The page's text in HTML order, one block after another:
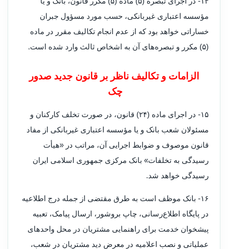
مؤسسه اعتباری غیربانکی، حسب مورد مسؤول جبران
خساراتی خواهد بود که از عدم انجام تکالیف مقرر در ماده
(۵) مکرر و تبصره‌های آن به اشخاص ثالث وارد شده است.
الزامات و تکالیف ناظر بر قانون جدید صدور
چک
۱۵- در اجرای ماده (۲۴) قانون، در صورت تخلف کارکنان و
مسئولان شعب بانک‌ و یا مؤسسه اعتباری غیربانکی از مفاد
قانون موصوف و ضوابط اجرایی آن، مراتب در «هیأت
رسیدگی به تخلفات» بانک مرکزی جمهوری اسلامی ایران
رسیدگی خواهد شد.
۱۶- بانک موظف است به طرق مقتضی از جمله درج اطلاعیه‌
در پایگاه اطلاع‌رسانی، چاپ بروشور، ارسال پیامک، تعبیه
پیشخوان خدمت برای راهنمایی مشتریان در محل واحدهای
عملیاتی و نصب اعلامیه در معرض دید مشتریان در شعب،